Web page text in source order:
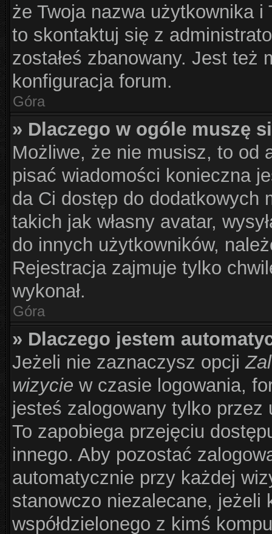
że Twoja nazwa użytkownika i
to skontaktuj się z
zostałeś zbanowany. Jest też
konfiguracja forum.
Góra
» Dlaczego w ogóle muszę
Możliwe, że nie musisz, to od
pisać wiadomości konieczna
da Ci dostęp do dodatkowych
takich jak własny avatar,
do innych użytkowników,
Rejestracja zajmuje tylko
wykonał.
Góra
» Dlaczego jestem
Jeżeli nie zaznaczysz opcji
wizycie w czasie logowania,
jesteś zalogowany tylko
To zapobiega przejęciu
innego. Aby pozostać
automatycznie przy każdej
stanowczo niezalecane, jeżeli
współdzielonego z kimś